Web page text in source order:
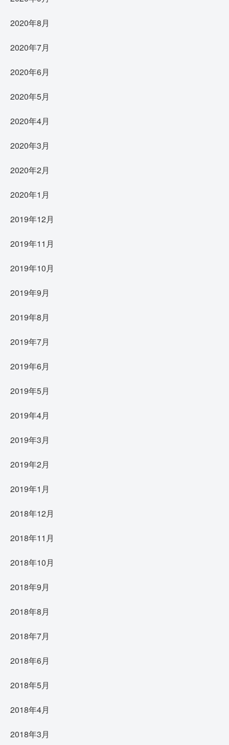
2020年8月
2020年7月
2020年6月
2020年5月
2020年4月
2020年3月
2020年2月
2020年1月
2019年12月
2019年11月
2019年10月
2019年9月
2019年8月
2019年7月
2019年6月
2019年5月
2019年4月
2019年3月
2019年2月
2019年1月
2018年12月
2018年11月
2018年10月
2018年9月
2018年8月
2018年7月
2018年6月
2018年5月
2018年4月
2018年3月